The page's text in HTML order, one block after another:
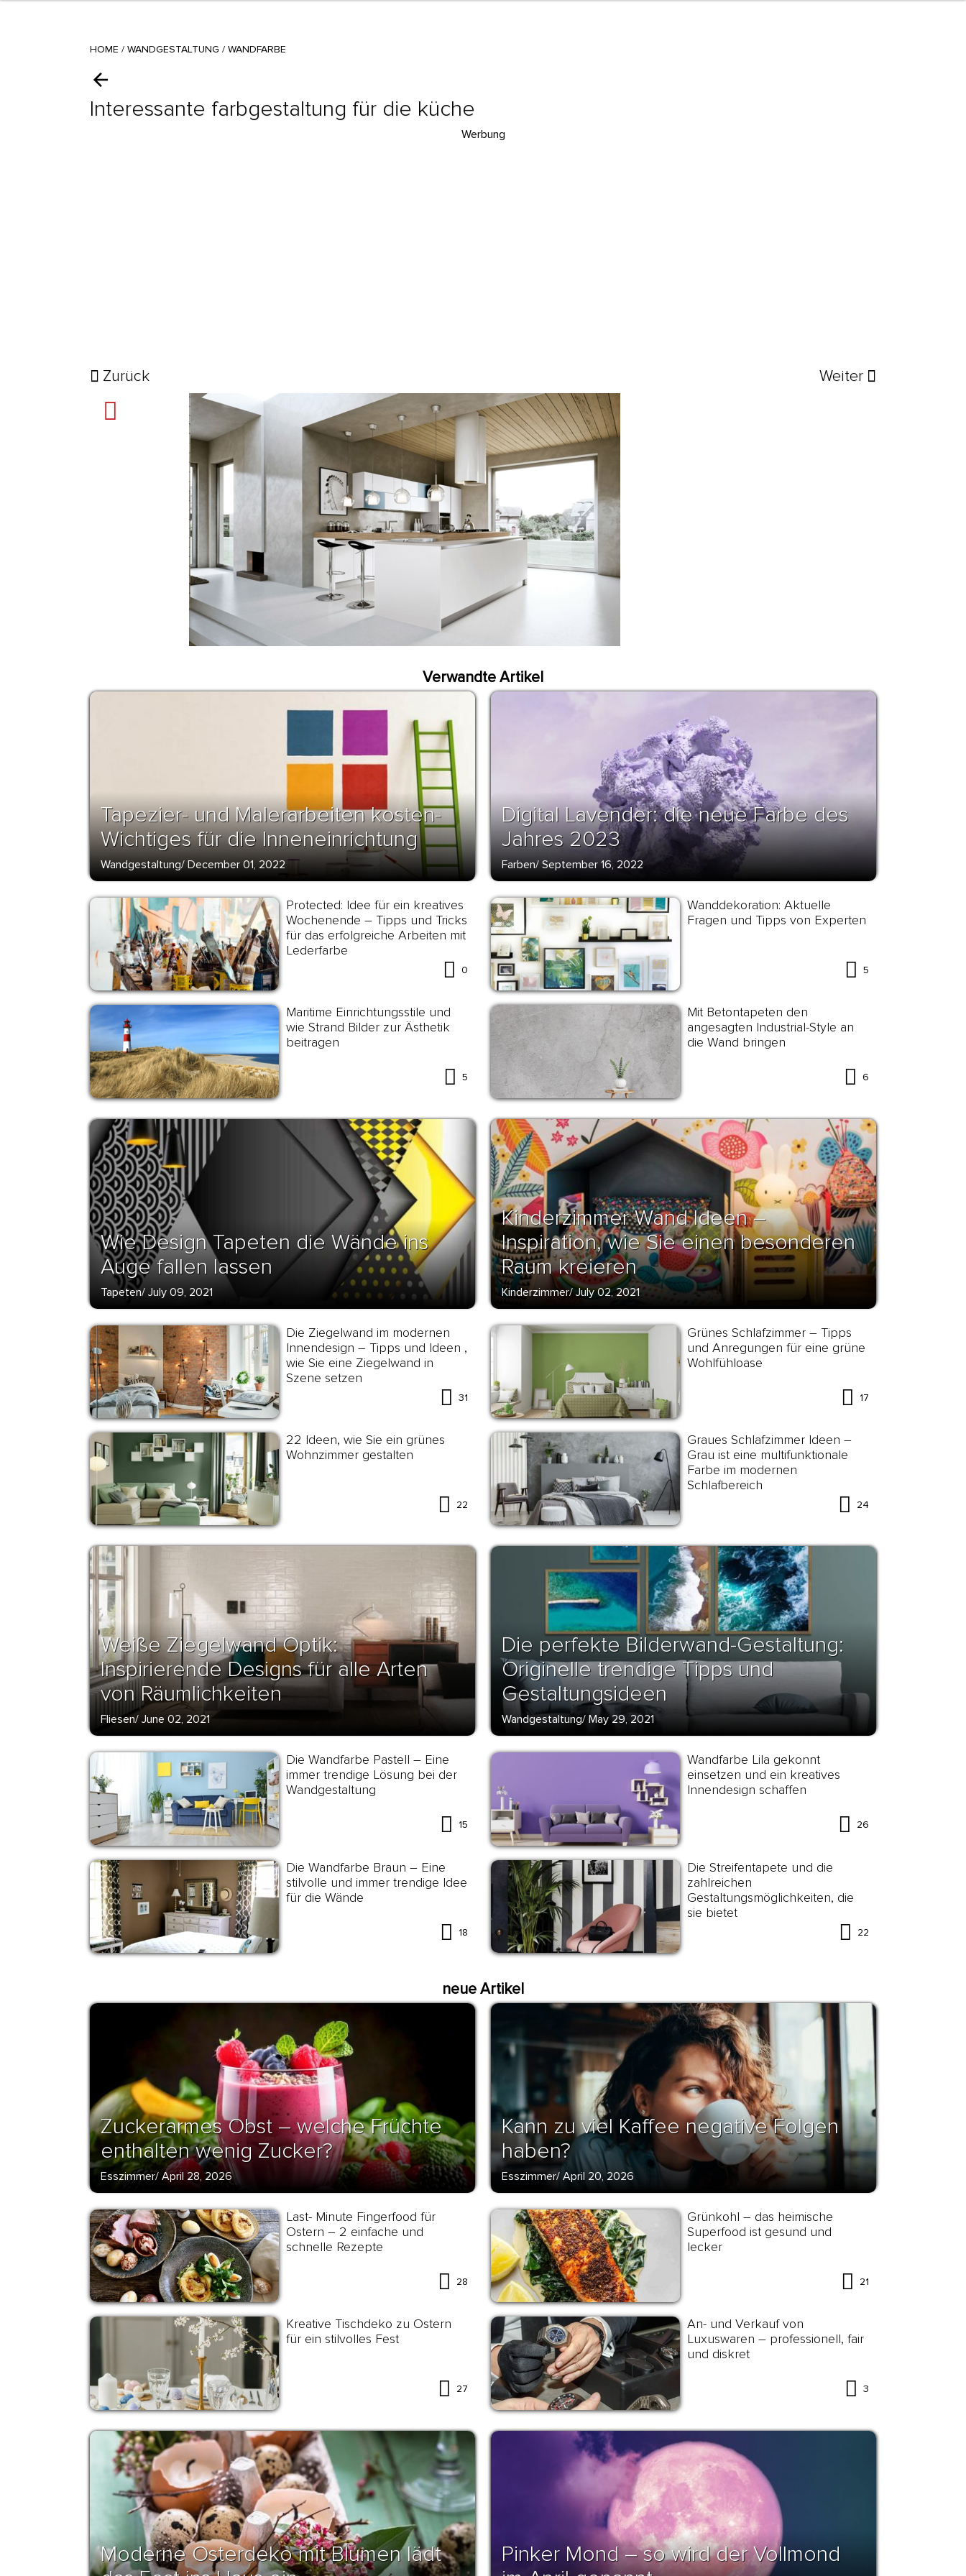
HOME / WANDGESTALTUNG / WANDFARBE
Interessante farbgestaltung für die küche
Werbung
Zurück Weiter
Verwandte Artikel
Tapezier- und Malerarbeiten kosten-
Wichtiges für die Inneneinrichtung
Wandgestaltung/ December 01, 2022
Digital Lavender: die neue Farbe des
Jahres 2023
Farben/ September 16, 2022
Protected: Idee für ein kreatives
Wochenende – Tipps und Tricks
für das erfolgreiche Arbeiten mit
Lederfarbe
0
Wanddekoration: Aktuelle
Fragen und Tipps von Experten
5
Maritime Einrichtungsstile und
wie Strand Bilder zur Ästhetik
beitragen
5
Mit Betontapeten den
angesagten Industrial-Style an
die Wand bringen
6
Wie Design Tapeten die Wände ins
Auge fallen lassen
Tapeten/ July 09, 2021
Kinderzimmer Wand Ideen –
Inspiration, wie Sie einen besonderen
Raum kreieren
Kinderzimmer/July 02, 2021
Die Ziegelwand im modernen
Innendesign – Tipps und Ideen ,
wie Sie eine Ziegelwand in
Szene setzen
31
Grünes Schlafzimmer – Tipps
und Anregungen für eine grüne
Wohlfühloase
17
22 Ideen, wie Sie ein grünes
Wohnzimmer gestalten
22
Graues Schlafzimmer Ideen –
Grau ist eine multifunktionale
Farbe im modernen
Schlafbereich
24
Weiße Ziegelwand Optik:
Inspirierende Designs für alle Arten
von Räumlichkeiten
Fliesen/ June 02, 2021
Die perfekte Bilderwand-Gestaltung:
Originelle trendige Tipps und
Gestaltungsideen
Wandgestaltung/ May 29, 2021
Die Wandfarbe Pastell – Eine
immer trendige Lösung bei der
Wandgestaltung
15
Wandfarbe Lila gekonnt
einsetzen und ein kreatives
Innendesign schaffen
26
Die Wandfarbe Braun – Eine
stilvolle und immer trendige Idee
für die Wände
18
Die Streifentapete und die
zahlreichen
Gestaltungsmöglichkeiten, die
sie bietet
22
neue Artikel
Zuckerarmes Obst – welche Früchte
enthalten wenig Zucker?
Esszimmer/ April 28, 2026
Kann zu viel Kaffee negative Folgen
haben?
Esszimmer/ April 20, 2026
Last- Minute Fingerfood für
Ostern – 2 einfache und
schnelle Rezepte
28
Grünkohl – das heimische
Superfood ist gesund und
lecker
21
Kreative Tischdeko zu Ostern
für ein stilvolles Fest
27
An- und Verkauf von
Luxuswaren – professionell, fair
und diskret
3
Moderne Osterdeko mit Blumen lädt
Pinker Mond – so wird der Vollmond